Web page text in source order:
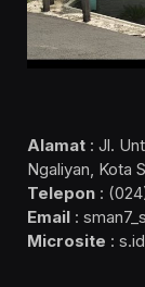
Alamat : Jl.
Ngaliyan, Kota
Telepon :
Email :
Microsite :